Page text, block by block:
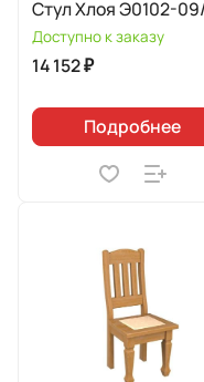
Стул Хлоя Э0102-
Доступно к заказу
14 152 ₽
Подробнее